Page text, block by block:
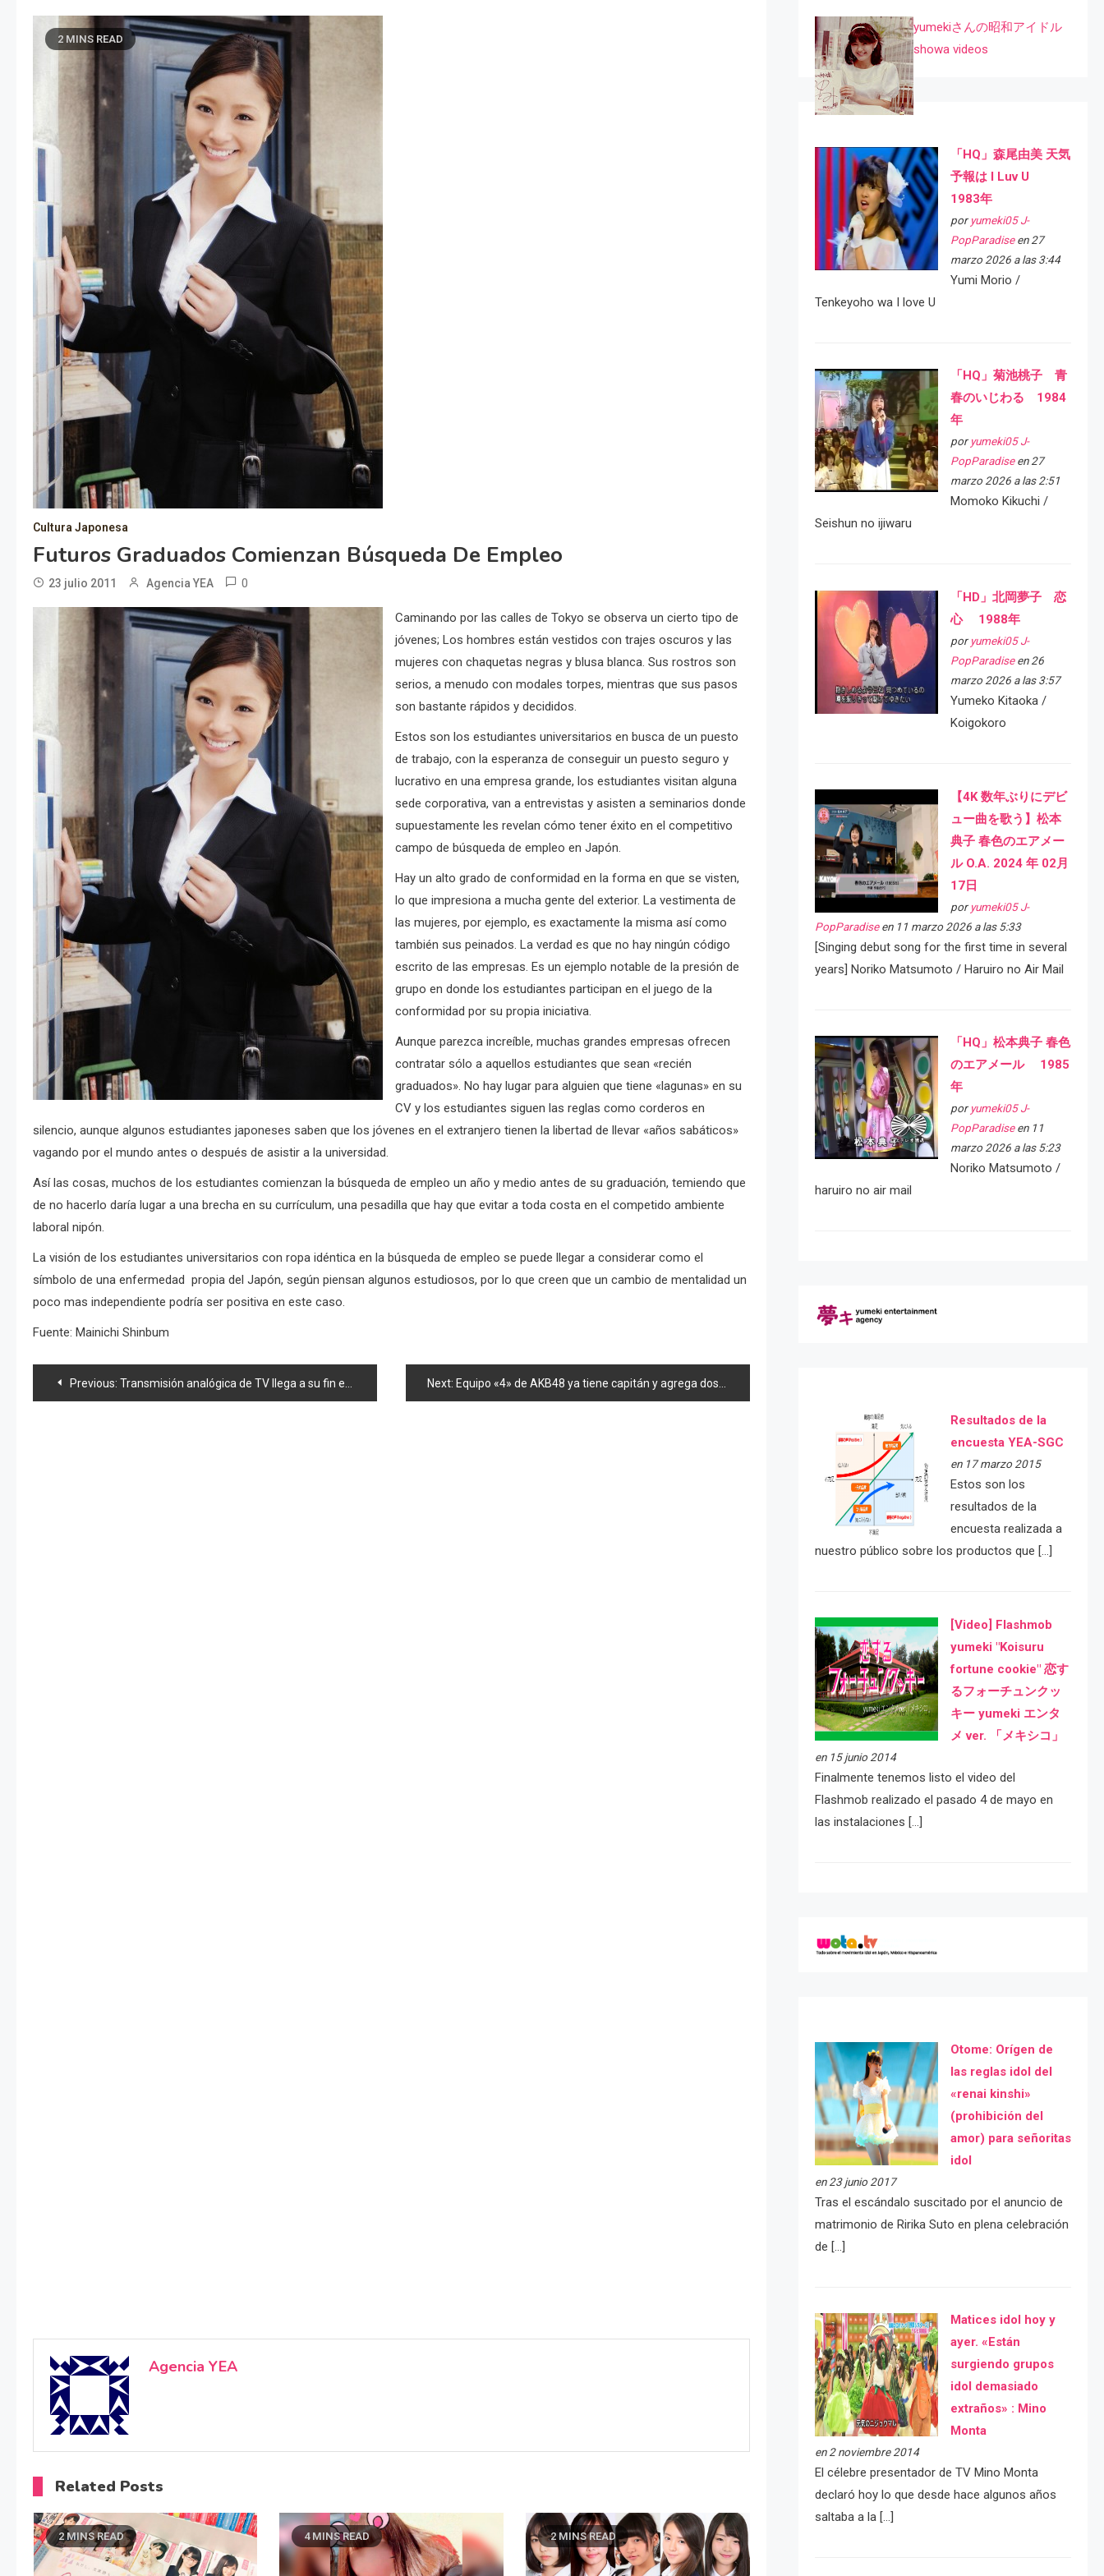
2 MINS READ
Cultura Japonesa
Futuros Graduados Comienzan Búsqueda De Empleo
23 julio 2011 Agencia YEA 0
Caminando por las calles de Tokyo se observa un cierto tipo de
jóvenes; Los hombres están vestidos con trajes oscuros y las
mujeres con chaquetas negras y blusa blanca. Sus rostros son
serios, a menudo con modales torpes, mientras que sus pasos
son bastante rápidos y decididos.
Estos son los estudiantes universitarios en busca de un puesto
de trabajo, con la esperanza de conseguir un puesto seguro y
lucrativo en una empresa grande, los estudiantes visitan alguna
sede corporativa, van a entrevistas y asisten a seminarios donde
supuestamente les revelan cómo tener éxito en el competitivo
campo de búsqueda de empleo en Japón.
Hay un alto grado de conformidad en la forma en que se visten,
lo que impresiona a mucha gente del exterior. La vestimenta de
las mujeres, por ejemplo, es exactamente la misma así como
también sus peinados. La verdad es que no hay ningún código
escrito de las empresas. Es un ejemplo notable de la presión de
grupo en donde los estudiantes participan en el juego de la
conformidad por su propia iniciativa.
Aunque parezca increíble, muchas grandes empresas ofrecen
contratar sólo a aquellos estudiantes que sean «recién
graduados». No hay lugar para alguien que tiene «lagunas» en su
CV y los estudiantes siguen las reglas como corderos en
silencio, aunque algunos estudiantes japoneses saben que los jóvenes en el extranjero tienen la libertad de llevar «años sabáticos»
vagando por el mundo antes o después de asistir a la universidad.
Así las cosas, muchos de los estudiantes comienzan la búsqueda de empleo un año y medio antes de su graduación, temiendo que
de no hacerlo daría lugar a una brecha en su currículum, una pesadilla que hay que evitar a toda costa en el competido ambiente
laboral nipón.
La visión de los estudiantes universitarios con ropa idéntica en la búsqueda de empleo se puede llegar a considerar como el
símbolo de una enfermedad propia del Japón, según piensan algunos estudiosos, por lo que creen que un cambio de mentalidad un
poco mas independiente podría ser positiva en este caso.
Fuente: Mainichi Shinbum
Navegación
Previous: Transmisión analógica de TV llega a su fin en Japón Next: Equipo «4» de AKB48 ya tiene capitán y agrega dos «kenkyuusei»
Agencia YEA
Related Posts
2 MINS READ 4 MINS READ 2 MINS READ
yumekiさんの昭和アイドル
showa videos
「HQ」森尾由美 天気
予報は I Luv U
1983年
por yumeki05 J-
PopParadiseen 27
marzo 2026 a las 3:44
Yumi Morio /
Tenkeyoho wa I love U
「HQ」菊池桃子 青
春のいじわる 1984
年
por yumeki05 J-
PopParadiseen 27
marzo 2026 a las 2:51
Momoko Kikuchi /
Seishun no ijiwaru
「HD」北岡夢子 恋
心 1988年
por yumeki05 J-
PopParadiseen 26
marzo 2026 a las 3:57
Yumeko Kitaoka /
Koigokoro
【4K 数年ぶりにデビ
ュー曲を歌う】松本
典子 春色のエアメー
ル O.A. 2024 年 02月
17日
por yumeki05 J-
PopParadiseen 11 marzo 2026 a las 5:33
[Singing debut song for the first time in several
years] Noriko Matsumoto / Haruiro no Air Mail
「HQ」松本典子 春色
のエアメール 1985
年
por yumeki05 J-
PopParadiseen 11
marzo 2026 a las 5:23
Noriko Matsumoto /
haruiro no air mail
Resultados de la
encuesta YEA-SGC
en 17 marzo 2015
Estos son los
resultados de la
encuesta realizada a
nuestro público sobre los productos que […]
[Video] Flashmob
yumeki "Koisuru
fortune cookie" 恋す
るフォーチュンクッ
キー yumeki エンタ
メ ver. 「メキシコ」
en 15 junio 2014
Finalmente tenemos listo el video del
Flashmob realizado el pasado 4 de mayo en
las instalaciones […]
Otome: Orígen de
las reglas idol del
«renai kinshi»
(prohibición del
amor) para señoritas
idol
en 23 junio 2017
Tras el escándalo suscitado por el anuncio de
matrimonio de Ririka Suto en plena celebración
de […]
Matices idol hoy y
ayer. «Están
surgiendo grupos
idol demasiado
extraños» : Mino
Monta
en 2 noviembre 2014
El célebre presentador de TV Mino Monta
declaró hoy lo que desde hace algunos años
saltaba a la […]